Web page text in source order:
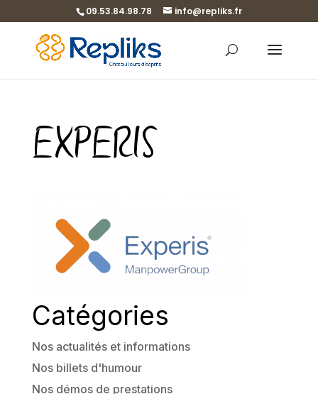
09.53.84.98.78 info@repliks.fr
EXPERIS
Catégories
Nos actualités et informations
Nos billets d'humour
Nos démos de prestations